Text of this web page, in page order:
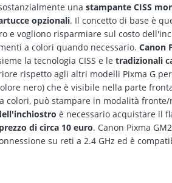
una stampante CISS
opzionali. Il concetto di base è
e vogliono risparmiare sul costo
a colori quando necessario. Canon
la tecnologia CISS e le tradizionali
rispetto agli altri modelli Pixma G
nero) che è visibile nella parte
colori, può stampare in modalità
è necessario acquistare il
prezzo di circa 10 euro. Canon Pixma
su reti a 2.4 GHz ed è